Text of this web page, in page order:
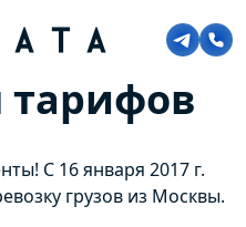
С 16 января 2017 г.
грузов из Москвы.